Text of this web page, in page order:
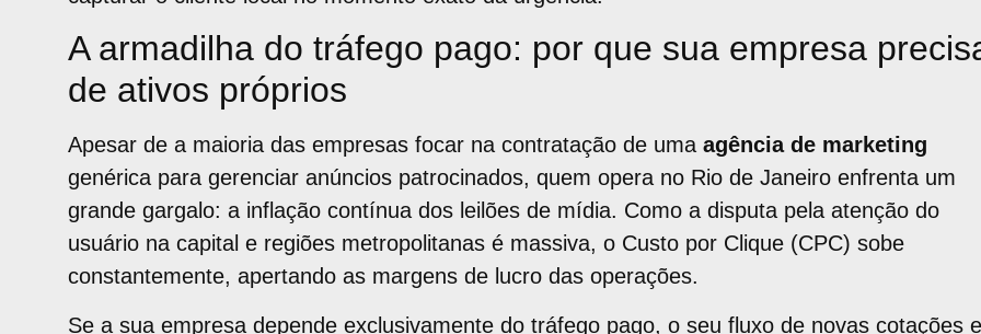
A armadilha do tráfego pago: por que sua empresa
de ativos próprios
Apesar de a maioria das empresas focar na contratação de uma agência de marketing
genérica para gerenciar anúncios patrocinados, quem opera no Rio de Janeiro enfrenta um
grande gargalo: a inflação contínua dos leilões de mídia. Como a disputa pela atenção do
usuário na capital e regiões metropolitanas é massiva, o Custo por Clique (CPC) sobe
constantemente, apertando as margens de lucro das operações.
Se a sua empresa depende exclusivamente do tráfego pago, o seu fluxo de novas cotações e